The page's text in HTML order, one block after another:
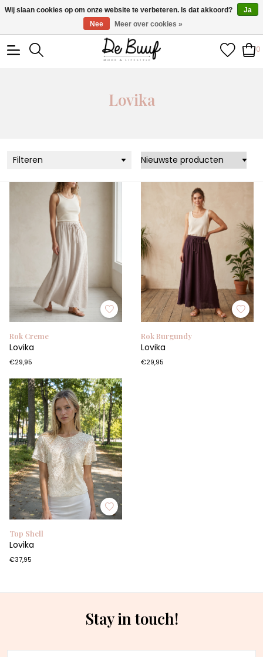
• Wekelijks nieuwe items • Gratis verzending >€100,- •
Verzonden binnen 1-3 werkdagen
0
Lovika
Filteren
Rok Creme
Lovika
€29,95
Rok Burgundy
Lovika
€29,95
Top Shell
Lovika
€37,95
Stay in touch!
Wij slaan cookies op om onze website te verbeteren. Is dat akkoord?
Ja
Nee
Meer over cookies »